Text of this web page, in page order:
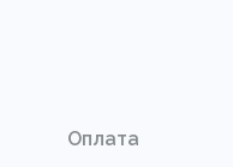
Оплата